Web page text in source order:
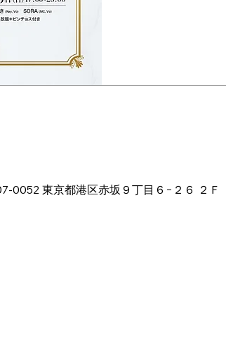
0052 東京都港区赤坂９丁目６−２６ ２Ｆ